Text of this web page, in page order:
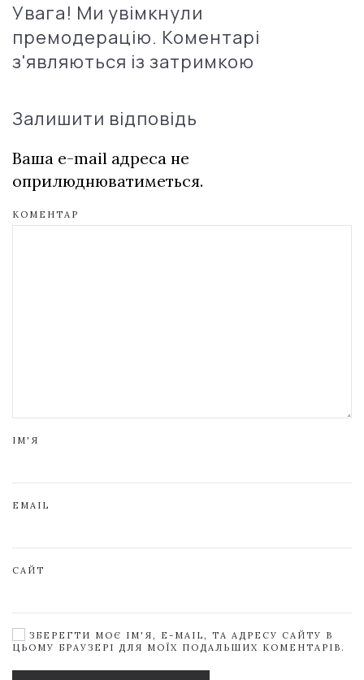
Увага! Ми увімкнули
премодерацію. Коментарі
з'являються із затримкою
Залишити відповідь
Ваша e-mail адреса не
оприлюднюватиметься.
КОМЕНТАР
ІМ'Я
EMAIL
САЙТ
ЗБЕРЕГТИ МОЄ ІМ'Я, E-MAIL, ТА АДРЕСУ САЙТУ В
ЦЬОМУ БРАУЗЕРІ ДЛЯ МОЇХ ПОДАЛЬШИХ КОМЕНТАРІВ.